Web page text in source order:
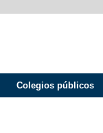
Colegios públicos